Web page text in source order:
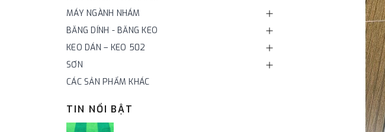
MÁY NGÀNH NHÁM
BĂNG DÍNH - BĂNG KEO
KEO DÁN – KEO 502
SƠN
CÁC SẢN PHẨM KHÁC
TIN NỔI BẬT